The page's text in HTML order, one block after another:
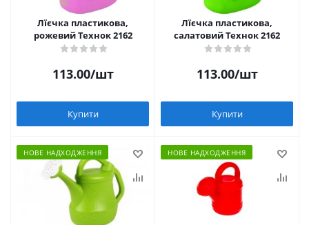
Лїєчка пластикова,
рожевий Технок 2162
113.00/шт
Купити
Лїєчка пластикова,
салатовий Технок 2162
113.00/шт
Купити
НОВЕ НАДХОДЖЕННЯ НОВЕ НАДХОДЖЕННЯ